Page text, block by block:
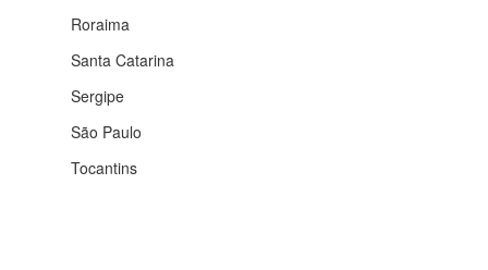
Roraima
Santa Catarina
Sergipe
São Paulo
Tocantins